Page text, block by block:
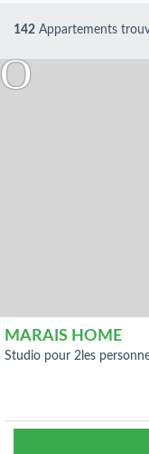
142 Appartements
MARAIS HOME
studio pour 2les